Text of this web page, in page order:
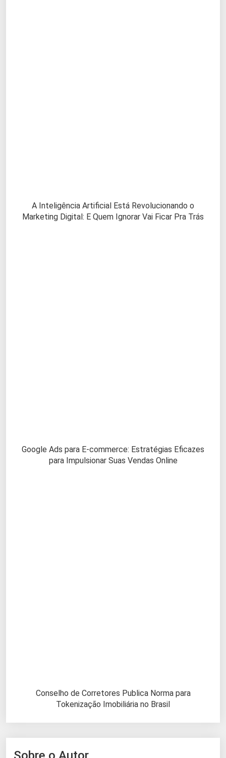
A Inteligência Artificial Está Revolucionando o
Marketing Digital: E Quem Ignorar Vai Ficar Pra Trás
Google Ads para E-commerce: Estratégias Eficazes
para Impulsionar Suas Vendas Online
Conselho de Corretores Publica Norma para
Tokenização Imobiliária no Brasil